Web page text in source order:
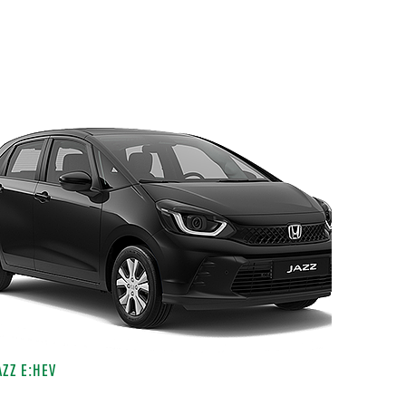
E:HEV